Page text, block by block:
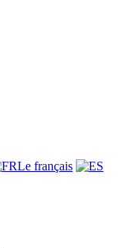
Le français